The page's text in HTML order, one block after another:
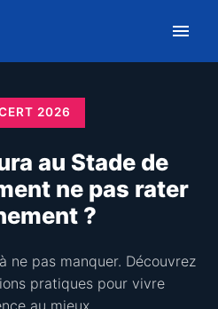
2026
au Stade de
ne pas rater
?
ne pas manquer. Découvrez
pratiques pour vivre
au mieux.